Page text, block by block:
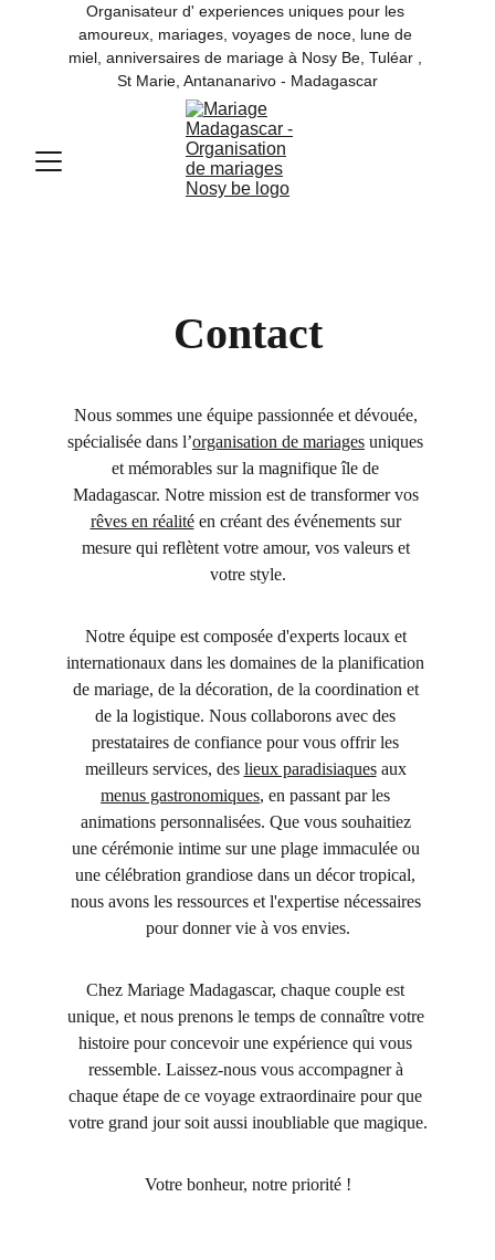
Organisateur d' experiences uniques pour les
amoureux, mariages, voyages de noce, lune de
miel, anniversaires de mariage à Nosy Be, Tuléar ,
St Marie, Antananarivo - Madagascar
Contact
Nous sommes une équipe passionnée et dévouée,
spécialisée dans l’organisation de mariages uniques
et mémorables sur la magnifique île de
Madagascar. Notre mission est de transformer vos
rêves en réalité en créant des événements sur
mesure qui reflètent votre amour, vos valeurs et
votre style.
Notre équipe est composée d'experts locaux et
internationaux dans les domaines de la planification
de mariage, de la décoration, de la coordination et
de la logistique. Nous collaborons avec des
prestataires de confiance pour vous offrir les
meilleurs services, des lieux paradisiaques aux
menus gastronomiques, en passant par les
animations personnalisées. Que vous souhaitiez
une cérémonie intime sur une plage immaculée ou
une célébration grandiose dans un décor tropical,
nous avons les ressources et l'expertise nécessaires
pour donner vie à vos envies.
Chez Mariage Madagascar, chaque couple est
unique, et nous prenons le temps de connaître votre
histoire pour concevoir une expérience qui vous
ressemble. Laissez-nous vous accompagner à
chaque étape de ce voyage extraordinaire pour que
votre grand jour soit aussi inoubliable que magique.
Votre bonheur, notre priorité !